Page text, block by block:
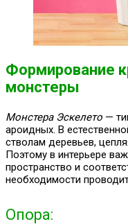
Формирование
монстеры
Монстера Эскелето —
ароидных. В
стволам деревьев,
Поэтому в интерьере
пространство и
необходимости
Опора: